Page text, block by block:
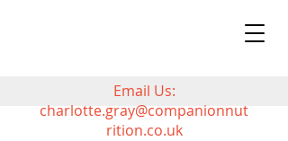
Email Us:
charlotte.gray@companionnut
rition.co.uk